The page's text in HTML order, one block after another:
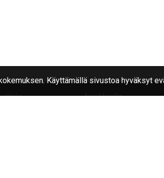
Käyttämällä sivustoa hyväksyt
Asiakkaalle